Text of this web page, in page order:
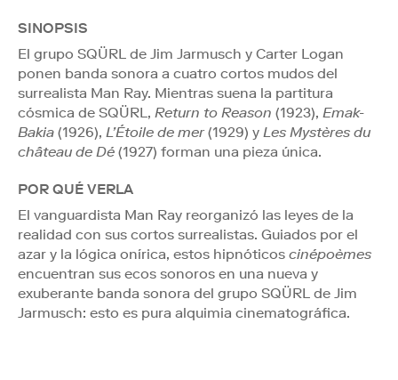
SINOPSIS
El grupo SQÜRL de Jim Jarmusch y Carter Logan
ponen banda sonora a cuatro cortos mudos del
surrealista Man Ray. Mientras suena la partitura
cósmica de SQÜRL, Return to Reason (1923), Emak-
Bakia (1926), L’Étoile de mer(1929) y Les Mystères du
château de Dé (1927) forman una pieza única.
POR QUÉ VERLA
El vanguardista Man Ray reorganizó las leyes de la
realidad con sus cortos surrealistas. Guiados por el
azar y la lógica onírica, estos hipnóticos cinépoèmes
encuentran sus ecos sonoros en una nueva y
exuberante banda sonora del grupo SQÜRL de Jim
Jarmusch: esto es pura alquimia cinematográfica.